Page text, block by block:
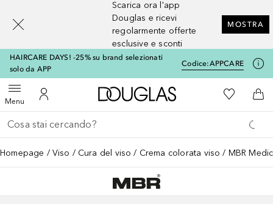
Scarica ora l'app
Douglas e ricevi
regolarmente offerte
esclusive e sconti
MOSTRA
HAIRCARE DAYS! -25% su brand selezionati
solo da APP
Codice:APPCARE
MenuApri menuAl Mio Account
A Douglas HomeAlla Mia
Al
Torna indietro
Esegui ricerca
Homepage Viso Cura del viso Crema colorata viso MBR
[navigation.slideout.screenreader]